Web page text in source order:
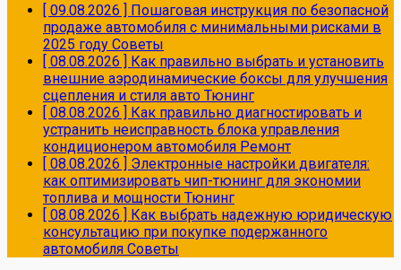
[ 09.08.2026 ] Пошаговая инструкция по безопасной
продаже автомобиля с минимальными рисками в
2025 году Советы
[ 08.08.2026 ] Как правильно выбрать и установить
внешние аэродинамические боксы для улучшения
сцепления и стиля авто Тюнинг
[ 08.08.2026 ] Как правильно диагностировать и
устранить неисправность блока управления
кондиционером автомобиля Ремонт
[ 08.08.2026 ] Электронные настройки двигателя:
как оптимизировать чип-тюнинг для экономии
топлива и мощности Тюнинг
[ 08.08.2026 ] Как выбрать надежную юридическую
консультацию при покупке подержанного
автомобиля Советы